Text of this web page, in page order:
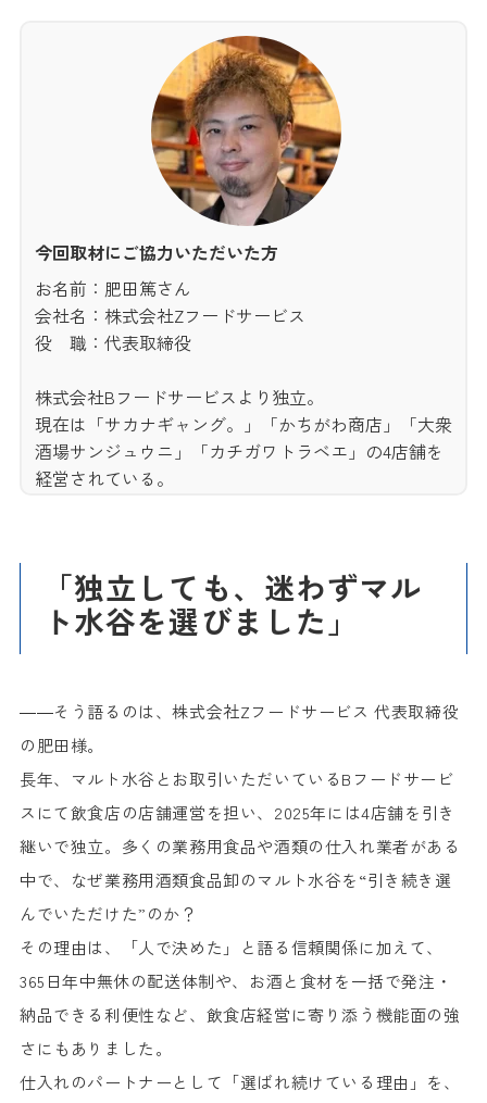
今回取材にご協力いただいた方
お名前：肥田篤さん
会社名：株式会社Zフードサービス
役 職：代表取締役
株式会社Bフードサービスより独立。
現在は「サカナギャング。」「かちがわ商店」「大衆
酒場サンジュウニ」「カチガワトラベエ」の4店舗を
経営されている。
「独立 しても、迷わずマル
ト水谷を選びま した」
――そう語るのは、株式会社Zフードサービス 代表取締役
の肥田様。
長年、マルト水谷とお取引いただいているBフードサービ
スにて飲食店の店舗運営を担い、2025年には4店舗を引き
継いで独立。多くの業務用食品や酒類の仕入れ業者がある
中で、なぜ業務用酒類食品卸のマルト水谷を“引き続き選
んでいただけた”のか？
その理由は、「人で決めた」と語る信頼関係に加えて、
365日年中無休の配送体制や、お酒と食材を一括で発注・
納品できる利便性など、飲食店経営に寄り添う機能面の強
さにもありました。
仕入れのパートナーとして「選ばれ続けている理由」を、